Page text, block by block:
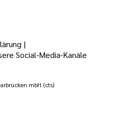
mbH (cts)
|
Social-Media-Kanäle